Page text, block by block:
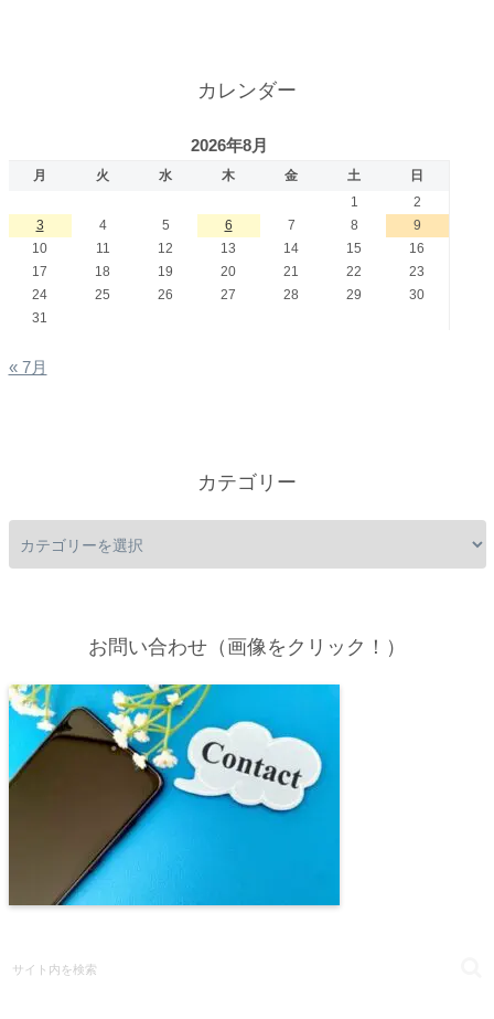
カレンダー
2026年8月
月 火 水 木 金 土
日
1
2
3
4 5 6 7 8
9
10
11 12 13 14 15
16
17
18 19 20 21 22
23
24
25 26 27 28 29
30
31
« 7月
カテゴリー
お問い合わせ（画像をクリック！）